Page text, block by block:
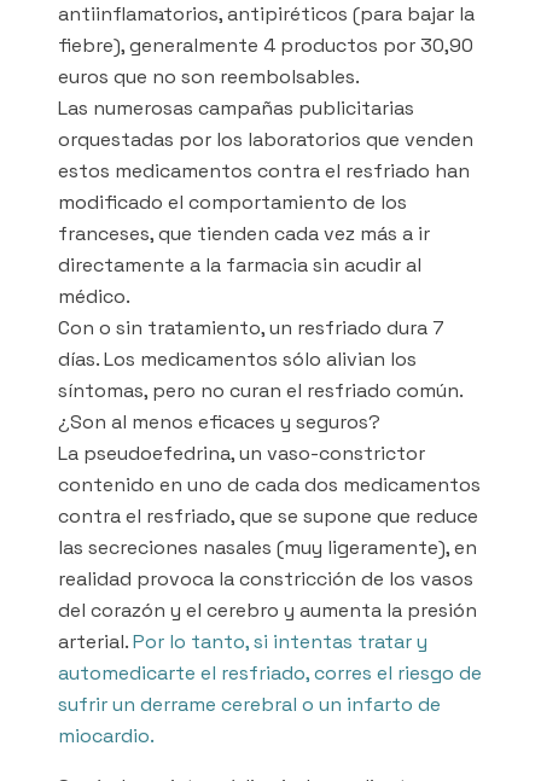
antiinflamatorios, antipiréticos (para bajar la
fiebre), generalmente 4 productos por 30,90
euros que no son reembolsables.
Las numerosas campañas publicitarias
orquestadas por los laboratorios que venden
estos medicamentos contra el resfriado han
modificado el comportamiento de los
franceses, que tienden cada vez más a ir
directamente a la farmacia sin acudir al
médico.
Con o sin tratamiento, un resfriado dura 7
días. Los medicamentos sólo alivian los
síntomas, pero no curan el resfriado común.
¿Son al menos eficaces y seguros?
La pseudoefedrina, un vaso-constrictor
contenido en uno de cada dos medicamentos
contra el resfriado, que se supone que reduce
las secreciones nasales (muy ligeramente), en
realidad provoca la constricción de los vasos
del corazón y el cerebro y aumenta la presión
arterial.Por lo tanto, si intentas tratar y
automedicarte el resfriado, corres el riesgo de
sufrir un derrame cerebral o un infarto de
miocardio.